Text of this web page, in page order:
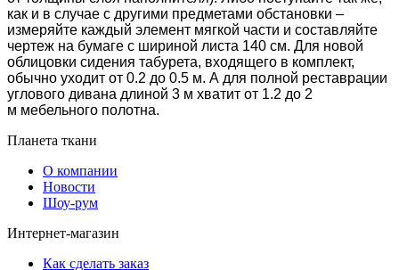
как и в случае с другими предметами обстановки –
измеряйте каждый элемент мягкой части и составляйте
чертеж на бумаге с шириной листа 140 см. Для новой
облицовки сидения табурета, входящего в комплект,
обычно уходит от 0.2 до 0.5 м. А для полной реставрации
углового дивана длиной 3 м хватит от 1.2 до 2
м мебельного полотна.
Планета ткани
О компании
Новости
Шоу-рум
Интернет-магазин
Как сделать заказ